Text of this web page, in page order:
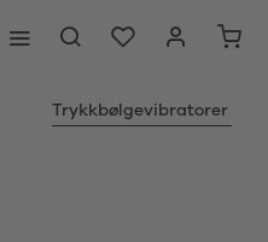
Trykkbølgevibratorer